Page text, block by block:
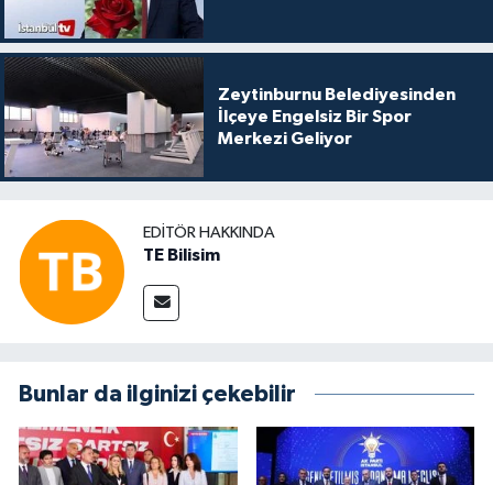
Zeytinburnu Belediyesinden
İlçeye Engelsiz Bir Spor
Merkezi Geliyor
EDITÖR HAKKINDA
TE Bilisim
Bunlar da ilginizi çekebilir